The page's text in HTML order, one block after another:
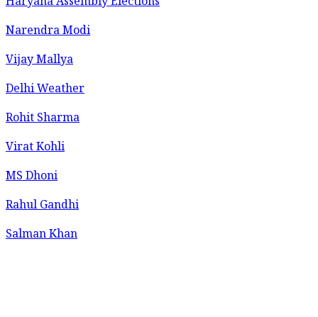
Narendra Modi
Vijay Mallya
Delhi Weather
Rohit Sharma
Virat Kohli
MS Dhoni
Rahul Gandhi
Salman Khan